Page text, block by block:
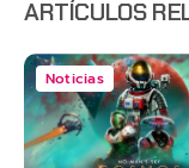
ARTÍCULOS
Noticias